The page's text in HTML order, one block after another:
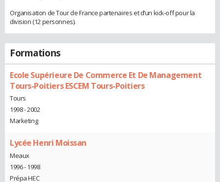
Organisation de Tour de France partenaires et d’un kick-off pour la
division (12 personnes).
Formations
Ecole Supérieure De Commerce Et De Management
Tours-Poitiers ESCEM Tours-Poitiers
Tours
1998 - 2002
Marketing
Lycée Henri Moissan
Meaux
1996 - 1998
Prépa HEC